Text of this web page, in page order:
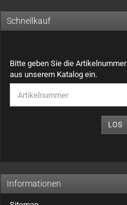
Schnellkauf
BITTE
GEBEN
SIE
DIE
ARTIKELNUMMER
Bitte geben Sie die Artikelnummer
aus unserem Katalog ein.
LOS
Informationen